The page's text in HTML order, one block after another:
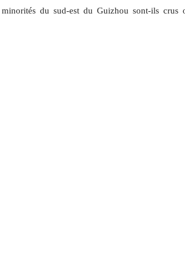
du sud-est du Guizhou sont-ils